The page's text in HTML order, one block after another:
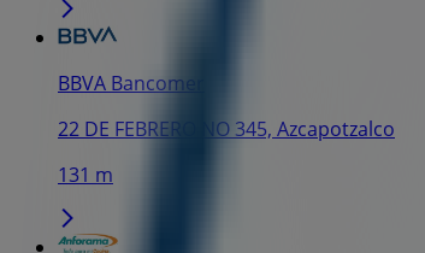
BBVA Bancomer
22 DE FEBRERO NO 345, Azcapotzalco
131 m